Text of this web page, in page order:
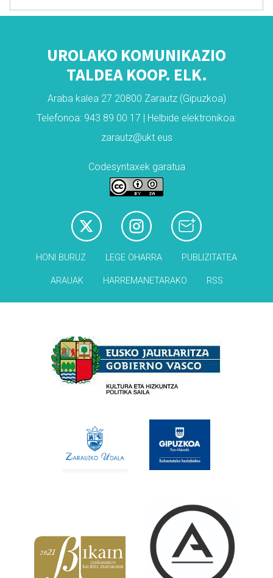
UROLAKO KOMUNIKAZIO
TALDEA KOOP. ELK.
Araba kalea 27 20800 Zarautz (Gipuzkoa)
Telefonoa: 943 89 00 17 | Helbide elektronikoa:
zarautz@ukt.eus
Codesyntaxek garatua
HONI BURUZ LEGE OHARRA PUBLIZITATEA
ARAUAK HARREMANETARAKO RSS